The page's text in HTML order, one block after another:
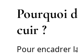
Pourquoi
cuir ?
Pour encadrer